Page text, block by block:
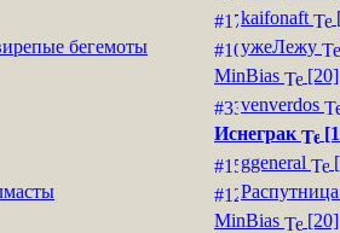
бегемоты
kaifonaft
ужеЛежу
MinBias
[20]
venverdos
Иснеграк
ggeneral
Распутница
MinBias
[20]